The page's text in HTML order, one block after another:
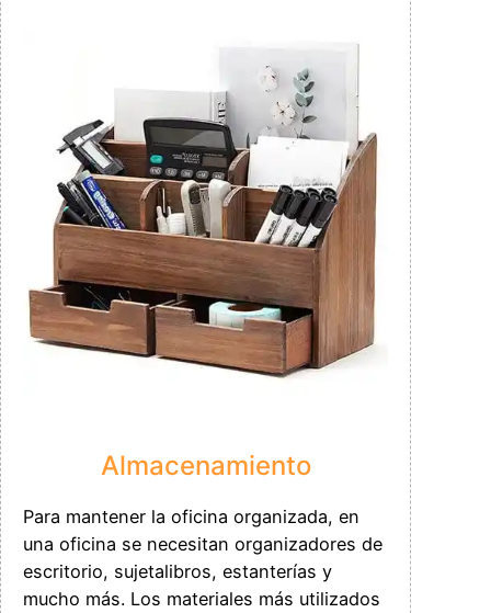
Almacenamiento
Para mantener la oficina organizada, en
una oficina se necesitan organizadores de
escritorio, sujetalibros, estanterías y
mucho más. Los materiales más utilizados